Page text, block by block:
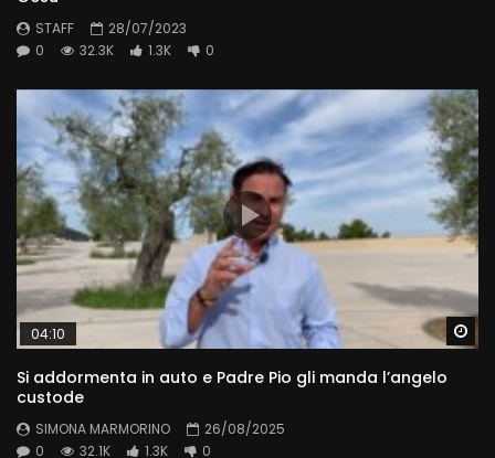
STAFF
28/07/2023
0
32.3K 1.3K 0
04:10
Si addormenta in auto e Padre Pio gli manda l’angelo
custode
SIMONA MARMORINO
26/08/2025
0
32.1K 1.3K 0